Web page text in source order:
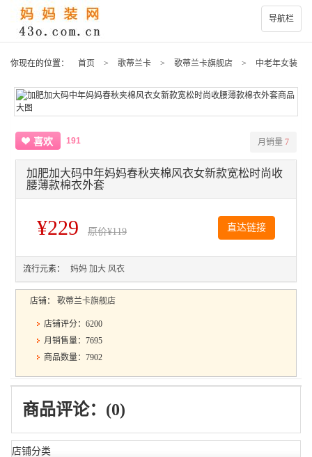
导航栏
你现在的位置： 首页 > 歌蒂兰卡 > 歌蒂兰卡旗舰店 > 中老年女装
喜欢 191 月销量 7
加肥加大码中年妈妈春秋夹棉风衣女新款宽松时尚收
腰薄款棉衣外套
¥229 原价¥119 直达链接
流行元素： 妈妈 加大 风衣
店铺： 歌蒂兰卡旗舰店
店铺评分：6200
月销售量：7695
商品数量：7902
商品评论：(0)
店铺分类